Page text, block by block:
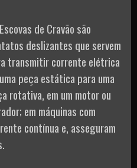
de Cravão são
deslizantes que servem
transmitir corrente elétrica
peça estática para uma
rotativa, em um motor ou
em máquinas com
contínua e, asseguram